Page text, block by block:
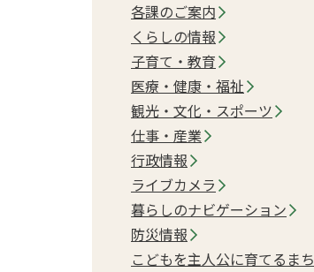
各課のご案内
くらしの情報
子育て・教育
医療・健康・福祉
観光・文化・スポーツ
仕事・産業
行政情報
ライブカメラ
暮らしのナビゲーション
防災情報
こどもを主人公に育てるまち